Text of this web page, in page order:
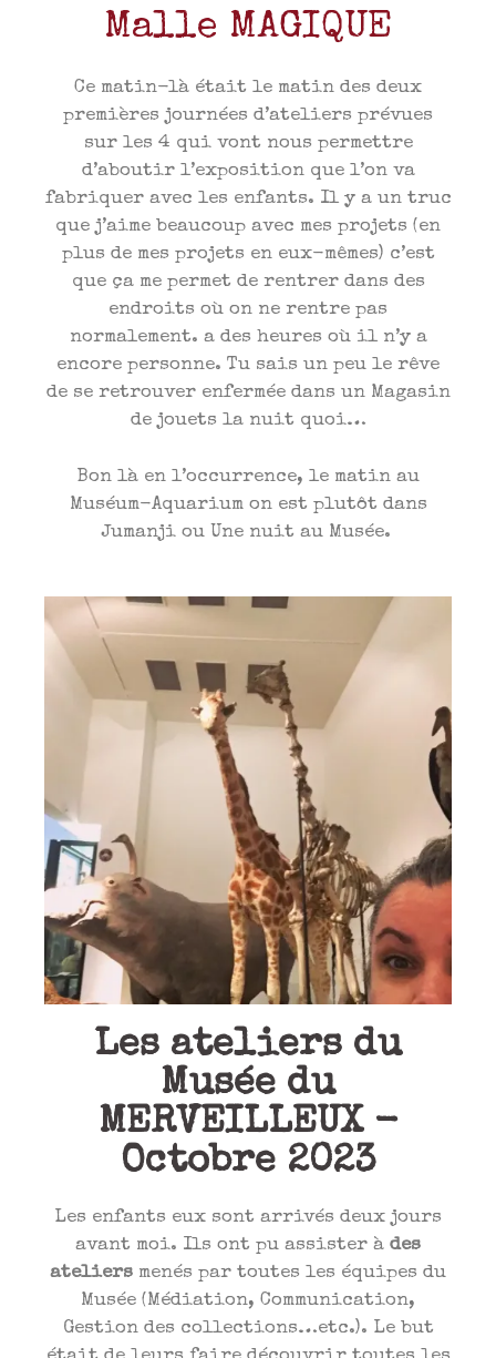
Malle MAGIQUE
Ce matin-là était le matin des deux
premières journées d’ateliers prévues
sur les 4 qui vont nous permettre
d’aboutir l’exposition que l’on va
fabriquer avec les enfants. Il y a un truc
que j’aime beaucoup avec mes projets (en
plus de mes projets en eux-mêmes) c’est
que ça me permet de rentrer dans des
endroits où on ne rentre pas
normalement. a des heures où il n’y a
encore personne. Tu sais un peu le rêve
de se retrouver enfermée dans un Magasin
de jouets la nuit quoi…
Bon là en l’occurrence, le matin au
Muséum-Aquarium on est plutôt dans
Jumanji ou Une nuit au Musée.
Les ateliers du
Musée du
MERVEILLEUX -
Octobre 2023
Les enfants eux sont arrivés deux jours
avant moi. Ils ont pu assister à des
ateliers menés par toutes les équipes du
Musée (Médiation, Communication,
Gestion des collections…etc.). Le but